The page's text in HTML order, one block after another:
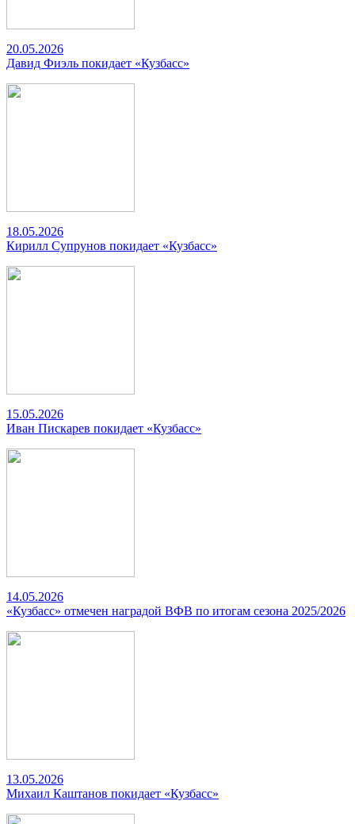
20.05.2026
Давид Фиэль покидает «Кузбасс»
18.05.2026
Кирилл Супрунов покидает «Кузбасс»
15.05.2026
Иван Пискарев покидает «Кузбасс»
14.05.2026
«Кузбасс» отмечен наградой ВФВ по итогам сезона 2025/2026
13.05.2026
Михаил Каштанов покидает «Кузбасс»